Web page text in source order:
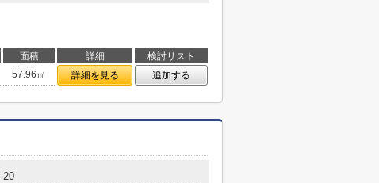
面積 詳細
検討リスト
57.96㎡ 詳細を見る 追加する
20